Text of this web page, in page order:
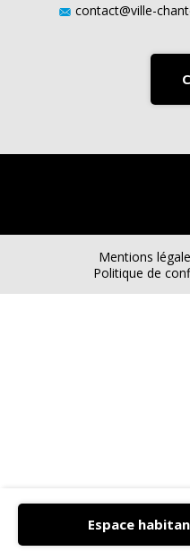
Espace
contact@ville-
Mentions
Politique de